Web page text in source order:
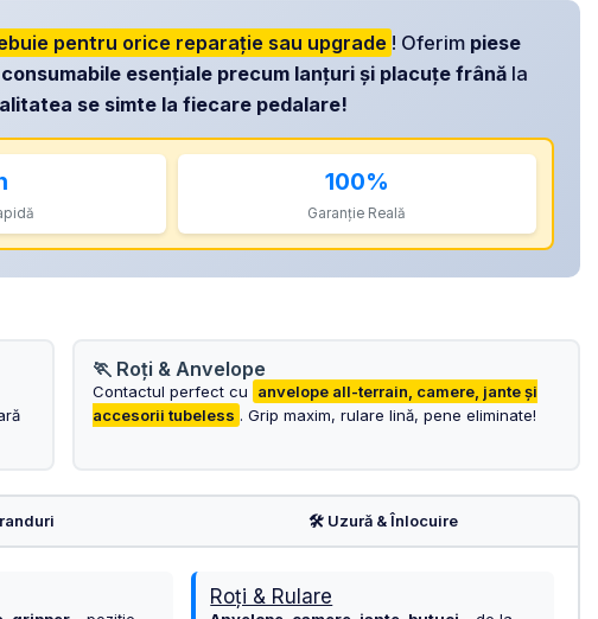
pentru orice reparație sau upgrade ! Oferim piese
consumabile esențiale precum lanțuri și placuțe frânăla
se simte la fiecare pedalare!
100%
Garanție Reală
🏃 Roți & Anvelope
Contactul perfect cu
anvelope all-terrain, camere, jante și
accesorii tubeless . Grip maxim, rulare lină, pene eliminate!
🛠️ Uzură & Înlocuire
Roți & Rulare